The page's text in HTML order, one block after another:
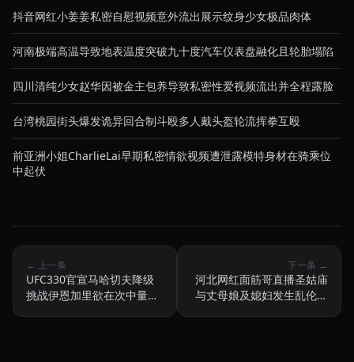
抖音网红小姜姜私密自慰视频意外流出展示纹身少女极品肉体
河南极端高温导致地表温度突破九十度汽车仪表盘融化且轮胎塌陷
四川清纯少女赵华因被金主包养导致私密性爱视频流出并全程露脸
台湾桃园街头爆发诡异回合制斗殴多人戴头盔轮流挥拳互殴
前亚洲小姐CharlieLai早期私密情欲视频遭泄露模特身材在骑乘位
中起伏
← 上一条
UFC330官宣马哈切夫降级
挑战伊恩加里欲在次中量级
下一条 →
河北网红面筋哥直播圣姑庙
与丈母娘及媳妇发生乱伦性